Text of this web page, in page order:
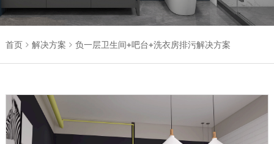
首页 解决方案 负一层卫生间+吧台+洗衣房排污解决方案